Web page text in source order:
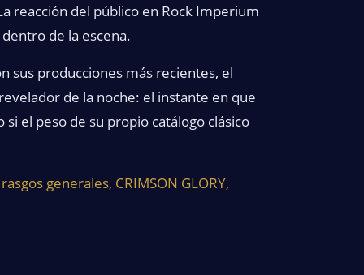
reacción del público en Rock Imperium
de la escena.
sus producciones más recientes, el
de la noche: el instante en que
el peso de su propio catálogo clásico
generales, CRIMSON GLORY,